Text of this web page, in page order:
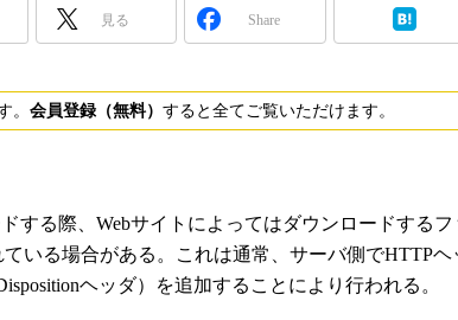
見る Share
。 会員登録（無料） すると全てご覧いただけます。
する際、Webサイトによってはダウンロードするフ
いる場合がある。これは通常、サーバ側でHTTPヘ
ヘッダ）を追加することにより行われる。